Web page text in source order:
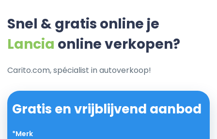
Snel & gratis online je
Lancia online verkopen?
Carito.com, spécialist in autoverkoop!
Gratis en vrijblijvend aanbod
*Merk